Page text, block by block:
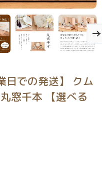
日での発送】 クム
窓千本 【選べる